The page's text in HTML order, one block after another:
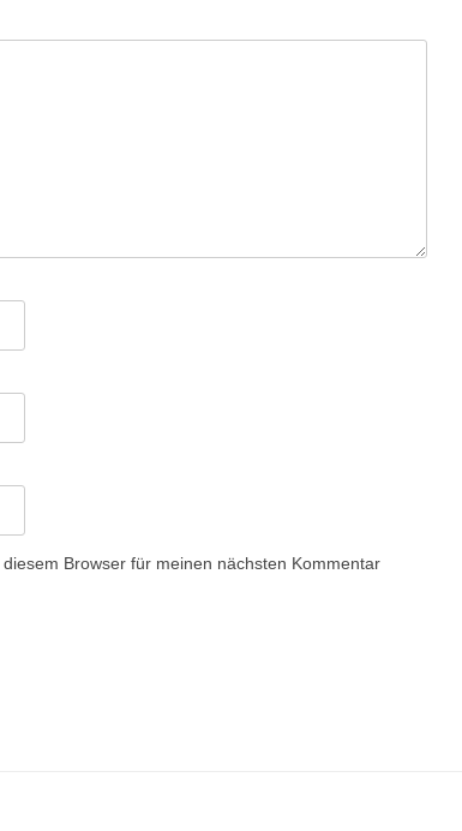
Browser für meinen nächsten Kommentar